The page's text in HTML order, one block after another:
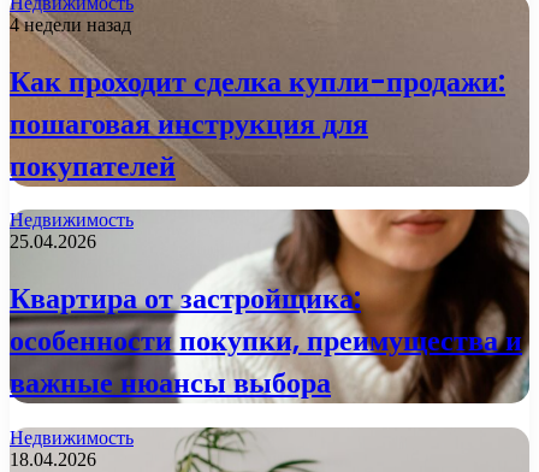
4 недели назад
Как проходит сделка купли-продажи:
пошаговая инструкция для
покупателей
Недвижимость
25.04.2026
Квартира от застройщика:
особенности покупки, преимущества и
важные нюансы выбора
Недвижимость
18.04.2026